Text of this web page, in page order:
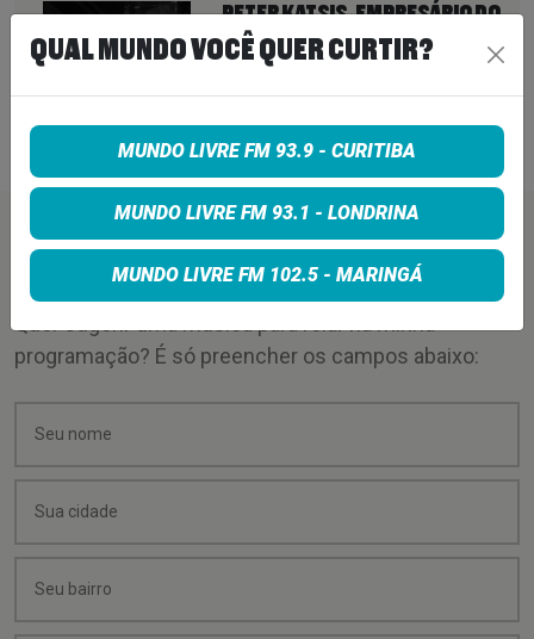
PETER KATSIS, EMPRESÁRIO DO
KORN, LIMP BIZKIT E SMASHING
PUMPKINS, MORRE AOS 69 ANOS
PEÇA SUA MÚSICA
programação? É só preencher os campos abaixo:
QUAL MUNDO VOCÊ QUER CURTIR?
MUNDO LIVRE FM 93.9 - CURITIBA
MUNDO LIVRE FM 93.1 - LONDRINA
MUNDO LIVRE FM 102.5 - MARINGÁ